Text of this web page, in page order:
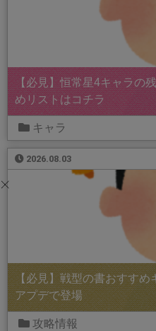
【必見】恒常星4キャラの
めリストはコチラ
キャラ
2026.08.03
【必見】戦型の書おすすめ
アプデで登場
攻略情報